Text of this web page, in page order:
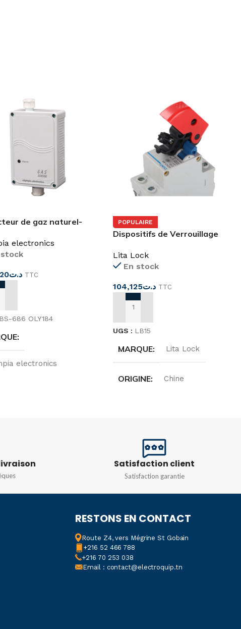
de gaz naturel-
electronics
stock
د.ت TTC
AU PANIER
BS-686 OLY184
electronics
L.E.L. Methane
DE PROTECTION
POPULAIRE
Dispositifs de Verrouillage
Lita Lock
En stock
د.ت104,125 TTC
AJOUTER AU PANIER
UGS : LB15
MARQUE Lita Lock
ORIGINE Chine
APPLICATION
Verrouillage de disjoncteur
miniature
Satisfaction client
Satisfaction garantie
RESTONS EN CONTACT
Route Z4, vers Mégrine St Gobain
+216 52 466 788
+216 70 253 038
Email : contact@electroquip.tn